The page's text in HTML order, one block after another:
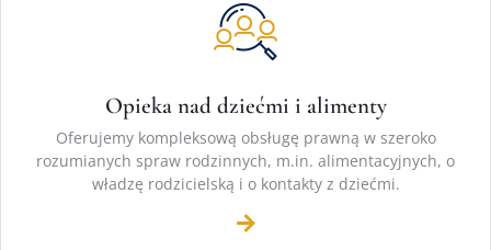
Opieka nad dziećmi i alimenty
Oferujemy kompleksową obsługę prawną w szeroko
rozumianych spraw rodzinnych, m.in. alimentacyjnych, o
władzę rodzicielską i o kontakty z dziećmi.